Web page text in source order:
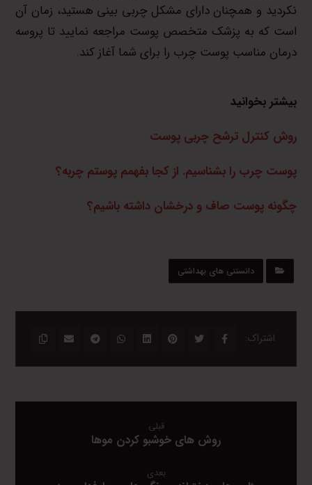
نکردید و همچنان دارای مشکل چربی بینی هستید، زمان آن
است که به پزشک متخصص پوست مراجعه نمایید تا پروسه
درمان مناسب پوست چرب را برای شما آغاز کند.
بیشتر بخوانید
روش کنترل ترشح چربی پوست
پوست چرب را بشناسیم. از کجا بفهمم پوستم چربه؟
چگونه پوست صاف و درخشان داشته باشیم؟
دانستنی های بهداشتی
قبلی
روش های خوشبو کردن موها
بعدی